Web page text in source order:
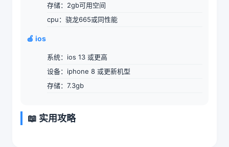
存储：2gb可用空间
cpu：骁龙665或同性能
🍎 ios
系统：ios 13 或更高
设备：iphone 8 或更新机型
存储：7.3gb
📖 实用攻略